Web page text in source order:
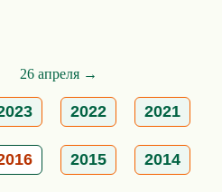
26 апреля →
2022 2021
2015 2014